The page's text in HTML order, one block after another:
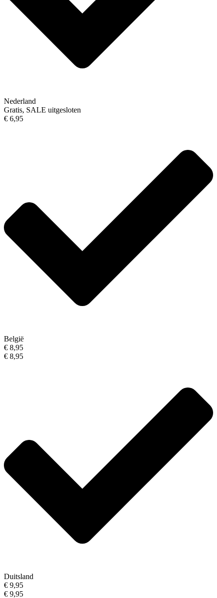
Nederland
Gratis, SALE uitgesloten
€ 6,95
België
€ 8,95
€ 8,95
Duitsland
€ 9,95
€ 9,95